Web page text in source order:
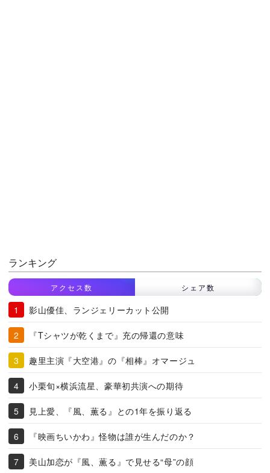
ランキング
アクセス数 シェア数
影山優佳、ランジェリーカット公開
『Tシャツが乾くまで』充の帰還の意味
趣里主演『大空港』の『相棒』オマージュ
小栗旬×横浜流星、豪華初共演への期待
見上愛、『風、薫る』との1年を振り返る
『映画ちいかわ』怪物は誰が生んだのか？
美山加恋が『風、薫る』で見せる“母”の顔